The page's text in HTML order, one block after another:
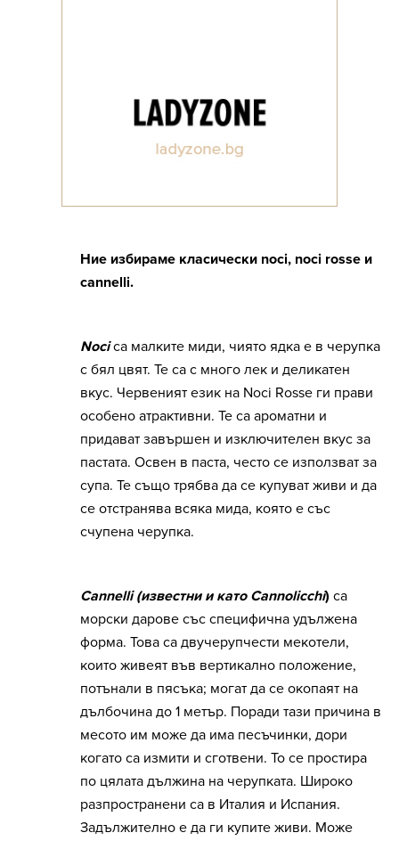
Ние избираме класически noci, noci rossе и
cannelli.
Nociса малките миди, чиято ядка е в черупка
с бял цвят. Те са с много лек и деликатен
вкус. Червеният език на Noci Rosse ги прави
особено атрактивни. Те са ароматни и
придават завършен и изключителен вкус за
пастата. Освен в паста, често се използват за
супа. Те също трябва да се купуват живи и да
се отстранява всяка мида, която е със
счупена черупка.
Cannelli (известни и като Cannolicchi) са
морски дарове със специфична удължена
форма. Това са двучерупчести мекотели,
които живеят във вертикално положение,
потънали в пясъка; могат да се окопаят на
дълбочина до 1 метър. Поради тази причина в
месото им може да има песъчинки, дори
когато са измити и сготвени. То се простира
по цялата дължина на черупката. Широко
разпространени са в Италия и Испания.
Задължително е да ги купите живи. Може